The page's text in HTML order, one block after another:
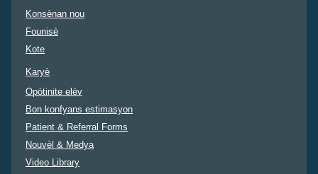
Konsènan nou
Founisè
Kote
Karyè
Opòtinite elèv
Bon konfyans estimasyon
Patient & Referral Forms
Nouvèl & Medya
Video Library